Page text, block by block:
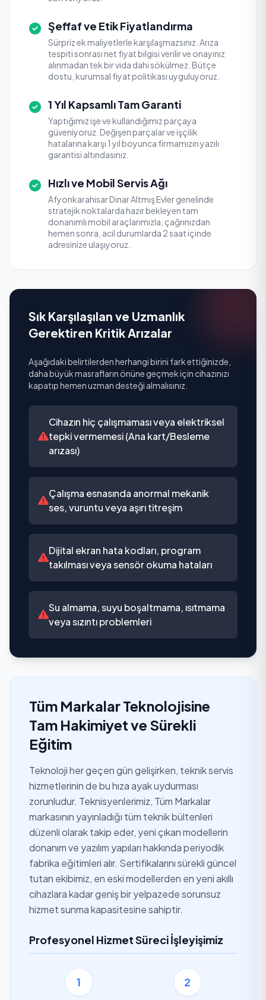
Şeffaf ve Etik Fiyatlandırma
Sürpriz ek maliyetlerle karşılaşmazsınız. Arıza
tespiti sonrası net fiyat bilgisi verilir ve onayınız
alınmadan tek bir vida dahi sökülmez. Bütçe
dostu, kurumsal fiyat politikası uyguluyoruz.
1 Yıl Kapsamlı Tam Garanti
Yaptığımız işe ve kullandığımız parçaya
güveniyoruz. Değişen parçalar ve işçilik
hatalarına karşı 1 yıl boyunca firmamızın yazılı
garantisi altındasınız.
Hızlı ve Mobil Servis Ağı
Afyonkarahisar Dinar Altmış Evler genelinde
stratejik noktalarda hazır bekleyen tam
donanımlı mobil araçlarımızla, çağrınızdan
hemen sonra, acil durumlarda 2 saat içinde
adresinize ulaşıyoruz.
Sık Karşılaşılan ve Uzmanlık
Gerektiren Kritik Arızalar
Aşağıdaki belirtilerden herhangi birini fark ettiğinizde,
daha büyük masrafların önüne geçmek için cihazınızı
kapatıp hemen uzman desteği almalısınız.
Cihazın hiç çalışmaması veya elektriksel
tepki vermemesi (Ana kart/Besleme
arızası)
Çalışma esnasında anormal mekanik
ses, vuruntu veya aşırı titreşim
Dijital ekran hata kodları, program
takılması veya sensör okuma hataları
Su almama, suyu boşaltmama, ısıtmama
veya sızıntı problemleri
Tüm Markalar Teknolojisine
Tam Hakimiyet ve Sürekli
Eğitim
Teknoloji her geçen gün gelişirken, teknik servis
hizmetlerinin de bu hıza ayak uydurması
zorunludur. Teknisyenlerimiz, Tüm Markalar
markasının yayınladığı tüm teknik bültenleri
düzenli olarak takip eder, yeni çıkan modellerin
donanım ve yazılım yapıları hakkında periyodik
fabrika eğitimleri alır. Sertifikalarını sürekli güncel
tutan ekibimiz, en eski modellerden en yeni akıllı
cihazlara kadar geniş bir yelpazede sorunsuz
hizmet sunma kapasitesine sahiptir.
Profesyonel Hizmet Süreci İşleyişimiz
1 2